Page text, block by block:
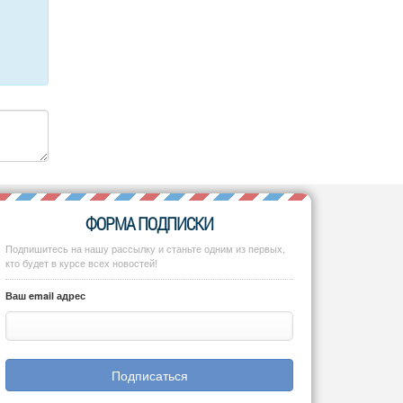
ФОРМА ПОДПИСКИ
Подпишитесь на нашу рассылку и станьте одним из первых,
кто будет в курсе всех новостей!
Ваш email адрес
Подписаться